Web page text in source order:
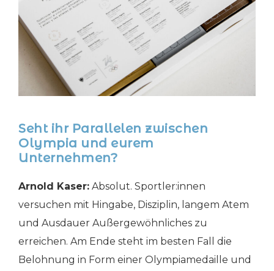
Seht ihr Parallelen zwischen
Olympia und eurem
Unternehmen?
Arnold Kaser: Absolut. Sportler:innen
versuchen mit Hingabe, Disziplin, langem Atem
und Ausdauer Außergewöhnliches zu
erreichen. Am Ende steht im besten Fall die
Belohnung in Form einer Olympiamedaille und